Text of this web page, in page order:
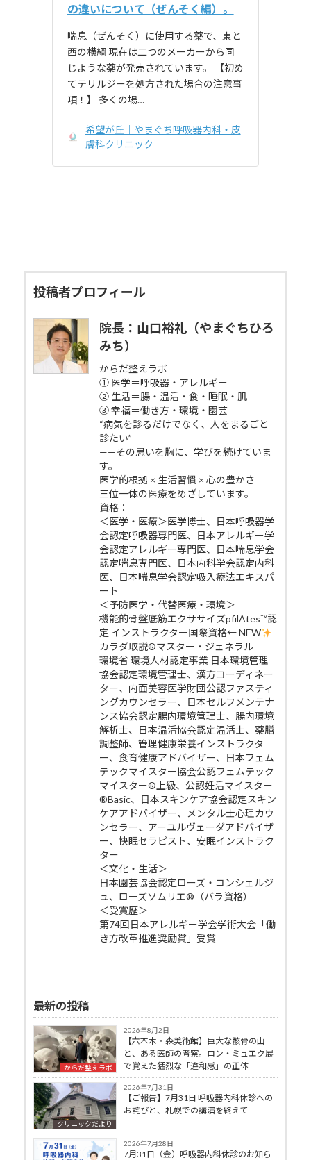
の違いについて（ぜんそく編）。
喘息（ぜんそく）に使用する薬で、東と
西の横綱 現在は二つのメーカーから同
じような薬が発売されています。 【初め
てテリルジーを処方された場合の注意事
項！】 多くの場…
希望が丘｜やまぐち呼吸器内科・皮
膚科クリニック
投稿者プロフィール
院長：山口裕礼（やまぐちひろ
みち）
からだ整えラボ
① 医学＝呼吸器・アレルギー
② 生活＝腸・温活・食・睡眠・肌
③ 幸福＝働き方・環境・園芸
“病気を診るだけでなく、人をまるごと
診たい”
——その思いを胸に、学びを続けていま
す。
医学的根拠 × 生活習慣 × 心の豊かさ
三位一体の医療をめざしています。
資格：
＜医学・医療＞医学博士、日本呼吸器学
会認定呼吸器専門医、日本アレルギー学
会認定アレルギー専門医、日本喘息学会
認定喘息専門医、日本内科学会認定内科
医、日本喘息学会認定吸入療法エキスパ
ート
＜予防医学・代替医療・環境＞
機能的骨盤底筋エクササイズpfilAtes™認
定 インストラクター国際資格← NEW
カラダ取説®マスター・ジェネラル
環境省 環境人材認定事業 日本環境管理
協会認定環境管理士、漢方コーディネー
ター、内面美容医学財団公認ファスティ
ングカウンセラー、日本セルフメンテナ
ンス協会認定腸内環境管理士、腸内環境
解析士、日本温活協会認定温活士、薬膳
調整師、管理健康栄養インストラクタ
ー、食育健康アドバイザー、日本フェム
テックマイスター協会公認フェムテック
マイスター®上級、公認妊活マイスター
®Basic、日本スキンケア協会認定スキン
ケアアドバイザー、メンタル士心理カウ
ンセラー、アーユルヴェーダアドバイザ
ー、快眠セラピスト、安眠インストラク
ター
＜文化・生活＞
日本園芸協会認定ローズ・コンシェルジ
ュ、ローズソムリエ®（バラ資格）
＜受賞歴＞
第74回日本アレルギー学会学術大会「働
き方改革推進奨励賞」受賞
最新の投稿
からだ整えラボ
2026年8月2日
【六本木・森美術館】巨大な骸骨の山
と、ある医師の考察。ロン・ミュエク展
で覚えた猛烈な「違和感」の正体
クリニックだより
2026年7月31日
【ご報告】7月31日 呼吸器内科休診への
お詫びと、札幌での講演を終えて
2026年7月28日
7月31日（金）呼吸器内科休診のお知ら